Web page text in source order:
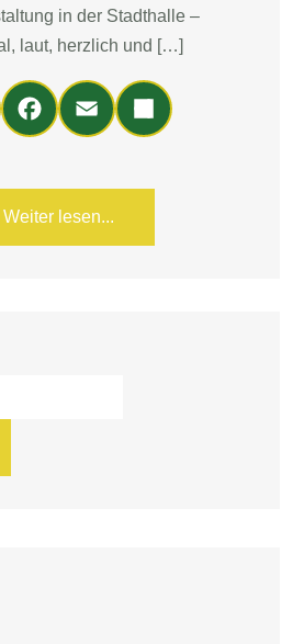
in der Stadthalle –
laut, herzlich und […]
Fa
ce
ok
Em
ail
Teil
en
Weiter lesen...